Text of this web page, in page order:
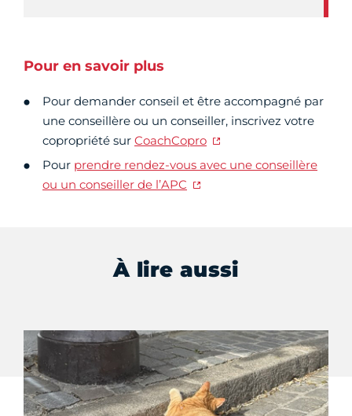
Pour en savoir plus
Pour demander conseil et être accompagné par
une conseillère ou un conseiller, inscrivez votre
copropriété sur CoachCopro
Pour prendre rendez-vous avec une conseillère
ou un conseiller de l’APC
À lire aussi